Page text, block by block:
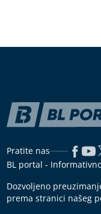
Pratite nas
BL portal -
Dozvoljeno
prema stranici našeg